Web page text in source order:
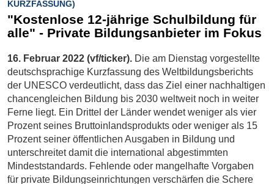
KURZFASSUNG)
"Kostenlose 12-jährige Schulbildung für
alle" - Private Bildungsanbieter im Fokus
16. Februar 2022 (vf/ticker). Die am Dienstag vorgestellte
deutschsprachige Kurzfassung des Weltbildungsberichts
der UNESCO verdeutlicht, dass das Ziel einer nachhaltigen
chancengleichen Bildung bis 2030 weltweit noch in weiter
Ferne liegt. Ein Drittel der Länder wendet weniger als vier
Prozent seines Bruttoinlandsprodukts oder weniger als 15
Prozent seiner öffentlichen Ausgaben in Bildung und
unterschreitet damit die international abgestimmten
Mindeststandards. Fehlende oder mangelhafte Vorgaben
für private Bildungseinrichtungen verschärfen die Schere